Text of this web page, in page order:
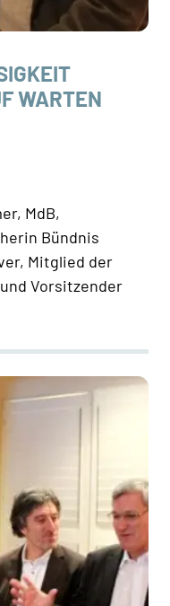
WARTEN
MdB,
Bündnis
Mitglied der
Vorsitzender